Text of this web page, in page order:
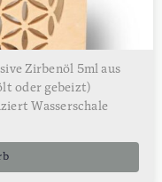
Zirbenöl 5ml aus
oder gebeizt)
Wasserschale